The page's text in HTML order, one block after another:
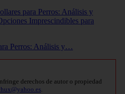
Perros: Análisis y…
derechos de autor o propiedad
.